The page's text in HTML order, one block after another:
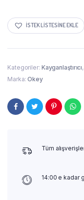
İSTEK LISTESINE EKLE
Kategoriler: Kayganlaştırıcı
Marka:Okey
Tüm
14:00 e kadar